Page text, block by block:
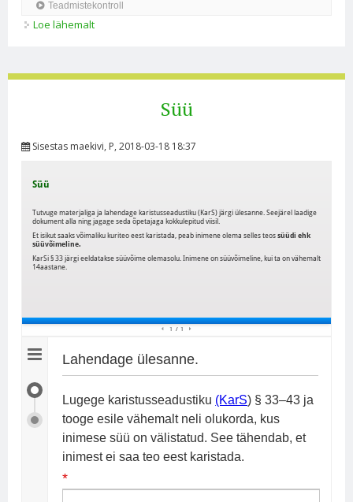
Loe lähemalt
Süü
Sisestas maekivi, P, 2018-03-18 18:37